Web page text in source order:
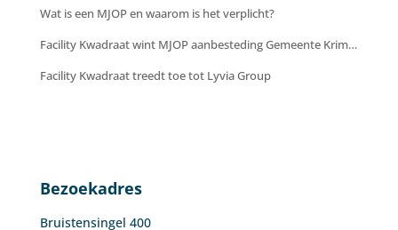
Wat is een MJOP en waarom is het verplicht?
Facility Kwadraat wint MJOP aanbesteding Gemeente Krimpenerwaard
Facility Kwadraat treedt toe tot Lyvia Group
Bezoekadres
Bruistensingel 400